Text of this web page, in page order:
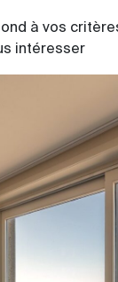
à vos
intéresser